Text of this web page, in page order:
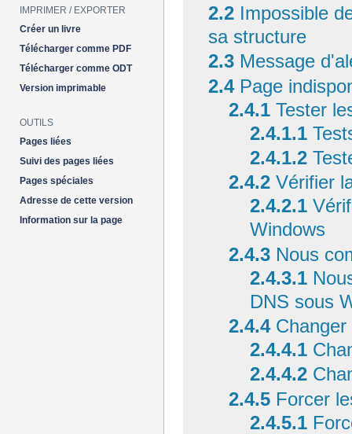
2.2 Impossible
sa structure
2.3 Message
2.4 Page
2.4.1 Tester
2.4.1.1
2.4.1.2
2.4.2 Vérifier
2.4.2.1
Windows
2.4.3 Nous
2.4.3.1
DNS sous
2.4.4
2.4.4.1
2.4.4.2
2.4.5 Forcer
2.4.5.1
IMPRIMER / EXPORTER
Créer un livre
Télécharger comme PDF
Télécharger comme ODT
Version imprimable
OUTILS
Pages liées
Suivi des pages liées
Pages spéciales
Adresse de cette version
Information sur la page